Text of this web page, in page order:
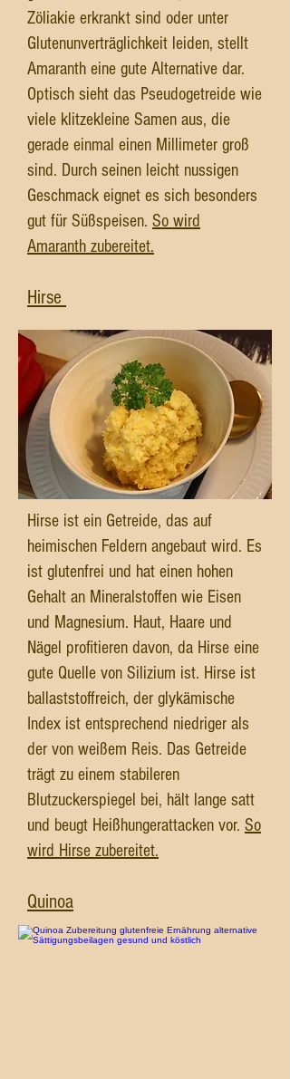
Zöliakie erkrankt sind oder unter
Glutenunverträglichkeit leiden, stellt
Amaranth eine gute Alternative dar.
Optisch sieht das Pseudogetreide wie
viele klitzekleine Samen aus, die
gerade einmal einen Millimeter groß
sind. Durch seinen leicht nussigen
Geschmack eignet es sich besonders
gut für Süßspeisen. So wird
Amaranth zubereitet.
Hirse
Hirse ist ein Getreide, das auf
heimischen Feldern angebaut wird. Es
ist glutenfrei und hat einen hohen
Gehalt an Mineralstoffen wie Eisen
und Magnesium. Haut, Haare und
Nägel profitieren davon, da Hirse eine
gute Quelle von Silizium ist. Hirse ist
ballaststoffreich, der glykämische
Index ist entsprechend niedriger als
der von weißem Reis. Das Getreide
trägt zu einem stabileren
Blutzuckerspiegel bei, hält lange satt
und beugt Heißhungerattacken vor. So
wird Hirse zubereitet.
Quinoa